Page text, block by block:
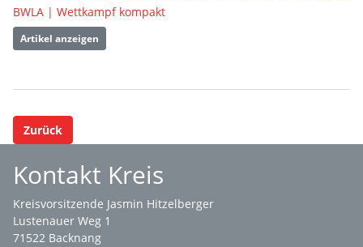
BWLA | Wettkampf kompakt
Artikel anzeigen
Zurück
Kontakt Kreis
Kreisvorsitzende Jasmin Hitzelberger
Lustenauer Weg 1
71522 Backnang